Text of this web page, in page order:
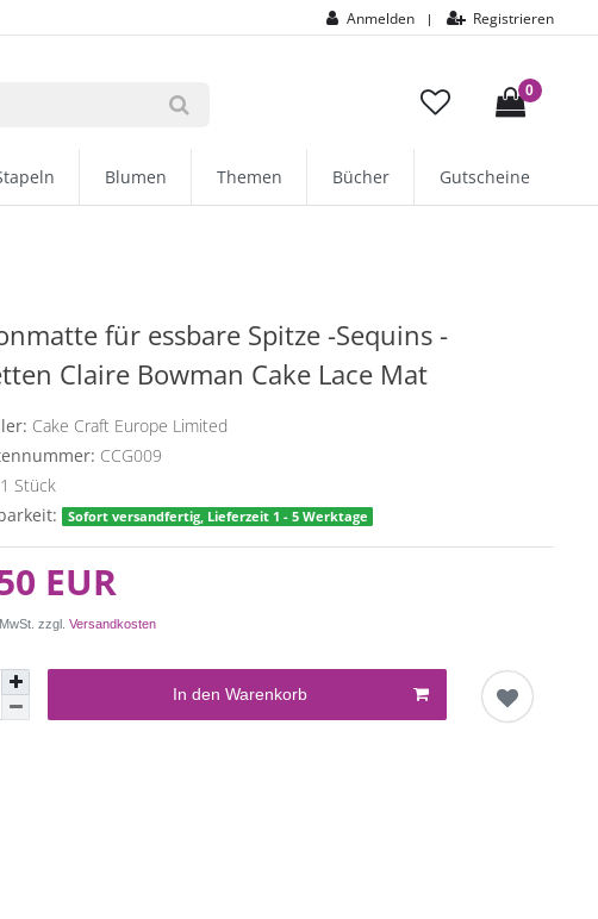
Anmelden | Registrieren
0
Blumen Themen Bücher Gutscheine
für essbare Spitze -Sequins -
Claire Bowman Cake Lace Mat
Cake Craft Europe Limited
CCG009
1 Stück
Sofort versandfertig, Lieferzeit 1 - 5 Werktage
EUR
zzgl.Versandkosten
In den Warenkorb